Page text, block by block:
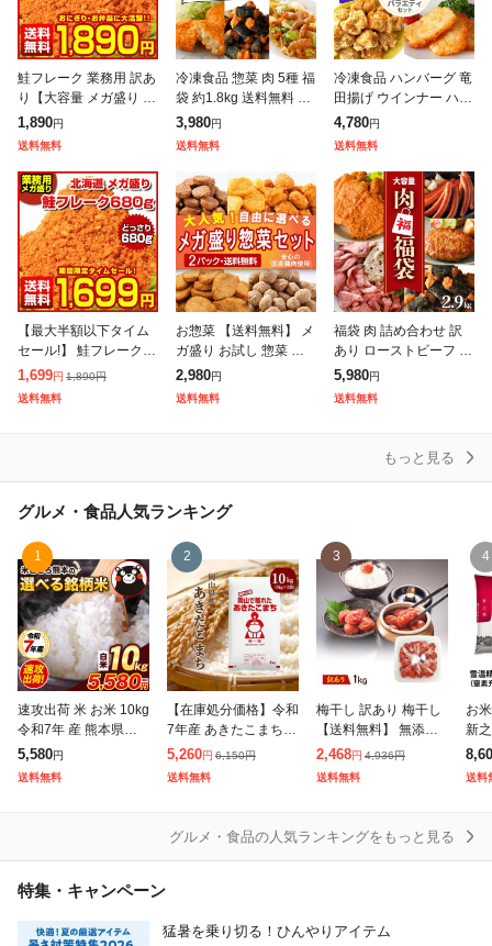
鮭フレーク 業務用 訳あ
り【大容量 メガ盛り 北
海道.鮭フレーク680
g.】【D08】 サケフレ
ケフレー
1,890円
送料無料
冷凍食品 惣菜 肉 5種 福
袋 約1.8kg 送料無料 ハ
ンバーグ のり巻きチキ
ン 唐揚げ 竜田揚げ ア
ケ
3,980円
送料無料
冷凍食品 ハンバーグ 竜
田揚げ ウインナー ハッ
シュポテト 4種 福袋 唐
揚げ 肉 詰め合わせ セ
大容量
4,780円
送料無料
【最大半額以下タイム
セール!】 鮭フレーク
業務用 訳あり【大容量
メガ盛り 北海道.鮭フレ
1,699円 1,890円
送料無料
お惣菜 【送料無料】 メ
ガ盛り お試し 惣菜 選
べる 2Pセット まとめ
買い 大量 冷凍惣菜 業
2,980円
送料無料
福袋 肉 詰め合わせ 訳
あり ローストビーフ 切
落し フライドチキン ハ
ンバーグ ウインナー ソ
5,980円
送料無料
もっと見る
グルメ・食品人気ランキング
1
速攻出荷 米 お米 10kg
令和7年 産 熊本県産
ブランド米 銘柄米 選
べる 白米 5kg × 2 ひ
5,580円
送料無料
2
【在庫処分価格】令和
7年産 あきたこまち 1
0kg (5kg×2袋) 岡山県
産 ブランド米 米 お米
5,260円 6,150円
送料無料
3
梅干し 訳あり 梅干し
【送料無料】 無添加
しそ漬はねだし梅 1kg
塩分約15% 食品 福梅
2,468円 4,936円
送料無料
4
お
新
年
送料
グルメ・食品の人気ランキングをもっと見る
特集・キャンペーン
猛暑を乗り切る！ひんやりアイテム